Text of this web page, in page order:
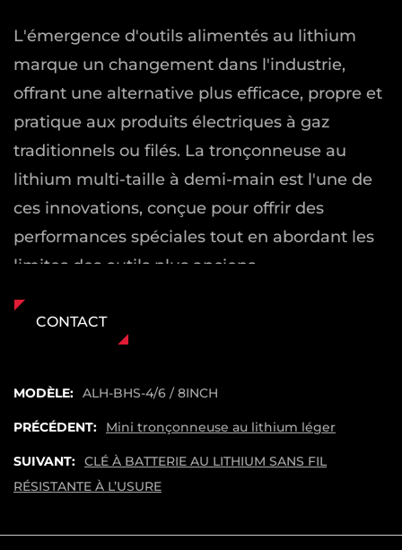
L'émergence d'outils alimentés au lithium
marque un changement dans l'industrie,
offrant une alternative plus efficace, propre et
pratique aux produits électriques à gaz
traditionnels ou filés. La tronçonneuse au
lithium multi-taille à demi-main est l'une de
ces innovations, conçue pour offrir des
performances spéciales tout en abordant les
limites des outils plus anciens.
particulière
cordes. Contrairement à des tronçonneuses à
gaz traditionnelles, qui nécessitent du
carburant ou des modèles électriques filés qui
CONTACT
MODÈLE: ALH-BHS-4/6 / 8INCH
PRÉCÉDENT: Mini tronçonneuse au lithium léger
SUIVANT: CLÉ À BATTERIE AU LITHIUM SANS FIL
RÉSISTANTE À L’USURE